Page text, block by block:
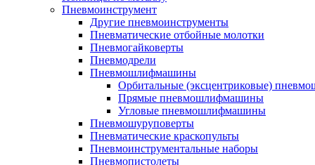
Пневмоинструмент
Другие пневмоинструменты
Пневматические отбойные молотки
Пневмогайковерты
Пневмодрели
Пневмошлифмашины
Орбитальные (эксцентриковые)
Прямые пневмошлифмашины
Угловые пневмошлифмашины
Пневмошуруповерты
Пневматические краскопульты
Пневмоинструментальные наборы
Пневмопистолеты